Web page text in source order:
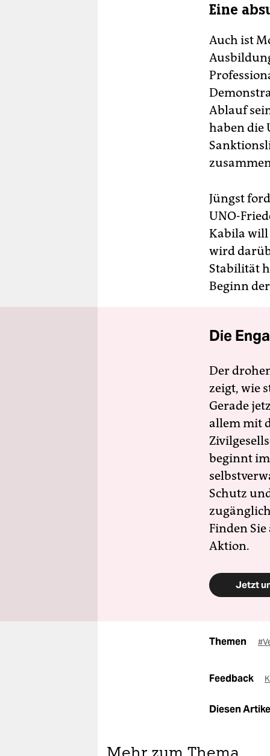
Eine
Auch ist
Ablauf
haben die
Jüngst
UNO-
Kabila will
wird
Stabilität
Beginn
Die
Der
zeigt, wie
Gerade
allem mit
beginnt
Schutz
Finden
Aktion.
Jetzt
Themen
Feedback
Diesen